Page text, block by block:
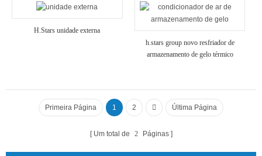
H.Stars unidade externa
h.stars group novo resfriador de
armazenamento de gelo térmico
Primeira Página 1 2 Última Página
Um total de 2 Páginas